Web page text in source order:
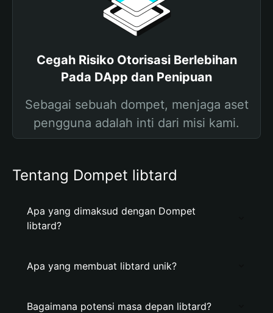
Cegah Risiko Otorisasi Berlebihan
Pada DApp dan Penipuan
Sebagai sebuah dompet, menjaga aset
pengguna adalah inti dari misi kami.
Tentang Dompet libtard
Apa yang dimaksud dengan Dompet
libtard?
Apa yang membuat libtard unik?
Bagaimana potensi masa depan libtard?